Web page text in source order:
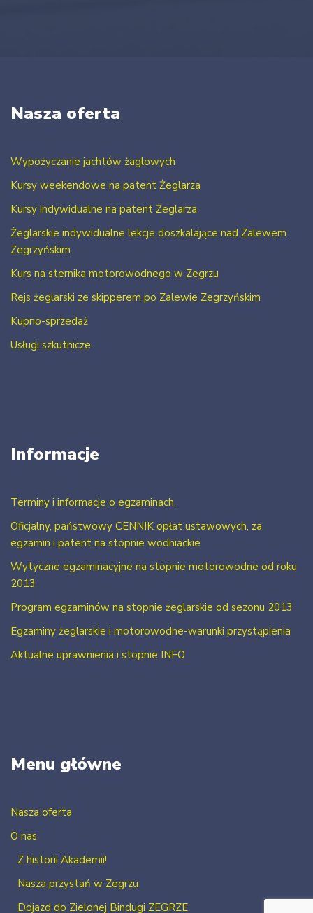
Nasza oferta
Wypożyczanie jachtów żaglowych
Kursy weekendowe na patent Żeglarza
Kursy indywidualne na patent Żeglarza
Żeglarskie indywidualne lekcje doszkalające nad Zalewem
Zegrzyńskim
Kurs na sternika motorowodnego w Zegrzu
Rejs żeglarski ze skipperem po Zalewie Zegrzyńskim
Kupno-sprzedaż
Usługi szkutnicze
Informacje
Terminy i informacje o egzaminach.
Oficjalny, państwowy CENNIK opłat ustawowych, za
egzamin i patent na stopnie wodniackie
Wytyczne egzaminacyjne na stopnie motorowodne od roku
2013
Program egzaminów na stopnie żeglarskie od sezonu 2013
Egzaminy żeglarskie i motorowodne-warunki przystąpienia
Aktualne uprawnienia i stopnie INFO
Menu główne
Nasza oferta
O nas
Z historii Akademii!
Nasza przystań w Zegrzu
Dojazd do Zielonej Bindugi ZEGRZE